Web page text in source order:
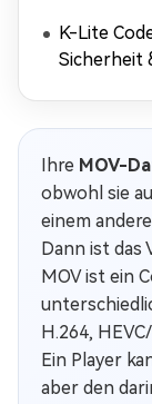
K-Lite
Sicherheit
Ihre MOV-
obwohl sie
einem
Dann ist das
MOV ist ein
H.264,
Ein Player
aber den